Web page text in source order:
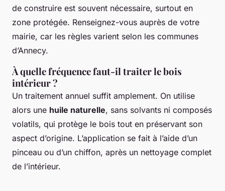
de construire est souvent nécessaire, surtout en
zone protégée. Renseignez-vous auprès de votre
mairie, car les règles varient selon les communes
d’Annecy.
À quelle fréquence faut-il traiter le bois
intérieur ?
Un traitement annuel suffit amplement. On utilise
alors une huile naturelle, sans solvants ni composés
volatils, qui protège le bois tout en préservant son
aspect d’origine. L’application se fait à l’aide d’un
pinceau ou d’un chiffon, après un nettoyage complet
de l’intérieur.